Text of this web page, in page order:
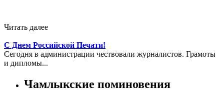
Читать далее
С Днем Российской Печати!
Сегодня в администрации чествовали журналистов. Грамоты
и дипломы...
Чамлыкские поминовения